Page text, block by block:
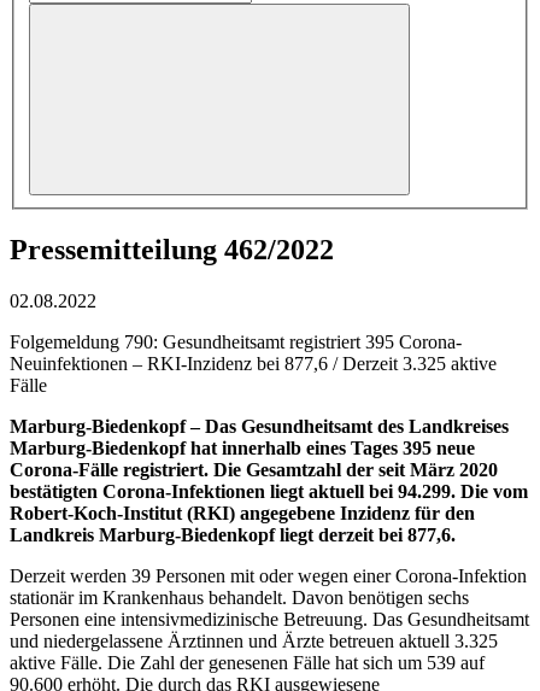
Pressemitteilung 462/2022
02.08.2022
Folgemeldung 790: Gesundheitsamt registriert 395 Corona-
Neuinfektionen – RKI-Inzidenz bei 877,6 / Derzeit 3.325 aktive
Fälle
Marburg-Biedenkopf – Das Gesundheitsamt des Landkreises
Marburg-Biedenkopf hat innerhalb eines Tages 395 neue
Corona-Fälle registriert. Die Gesamtzahl der seit März 2020
bestätigten Corona-Infektionen liegt aktuell bei 94.299. Die vom
Robert-Koch-Institut (RKI) angegebene Inzidenz für den
Landkreis Marburg-Biedenkopf liegt derzeit bei 877,6.
Derzeit werden 39 Personen mit oder wegen einer Corona-Infektion
stationär im Krankenhaus behandelt. Davon benötigen sechs
Personen eine intensivmedizinische Betreuung. Das Gesundheitsamt
und niedergelassene Ärztinnen und Ärzte betreuen aktuell 3.325
aktive Fälle. Die Zahl der genesenen Fälle hat sich um 539 auf
90.600 erhöht. Die durch das RKI ausgewiesene